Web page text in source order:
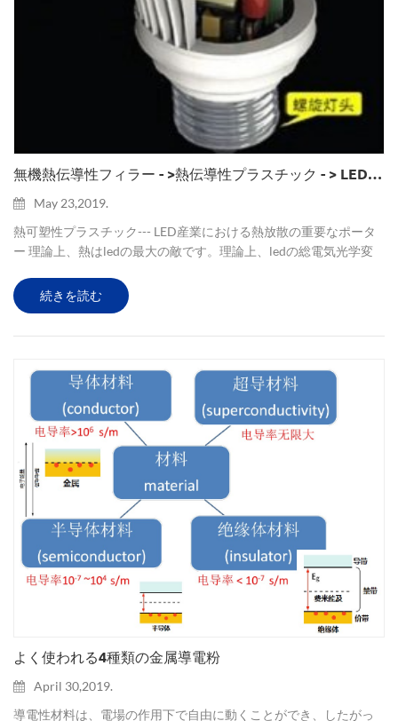
無機熱伝導性フィラー - >熱伝導性プラスチック - > LED放熱
May 23,2019.
熱可塑性プラスチック--- LED産業における熱放散の重要なポータ
ー 理論上、熱はledの最大の敵です。理論上、ledの総電気光学変
材料の欠陥は問題になりません。現在の主導技術開発レベルに基
づくと、エネルギー変換効率の低下をもたらす。報告されている
気は熱エネルギーの形で放出されます。 すべてのソリューション
の中で、均一な放...
続きを読む
よく使われる4種類の金属導電粉
April 30,2019.
導電性材料は、電場の作用下で自由に動くことができ、したがっ